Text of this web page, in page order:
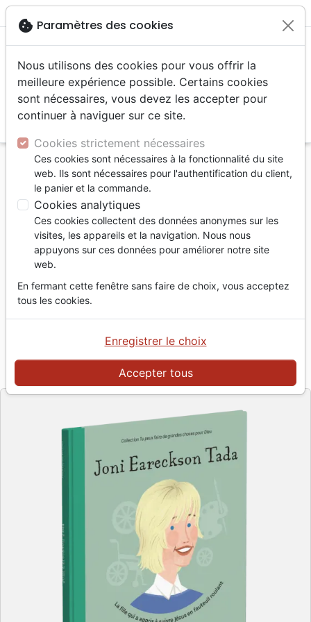
menu
Accueil Livres Enfants
4 à 6 ans
Joni Eareckson Tada - La fille qui a appris à suivre
Jésus en fauteuil roulant [coll. Tu peux faire de
grandes choses pour Dieu]
Joni Eareckson Tada
La fille qui a appris à suivre Jésus en
fauteuil roulant [coll. Tu peux faire de
grandes choses pour Dieu]
Artiste :Kristyn Getty| Illustrateur :Hsulynn
RéférenceMB3643 EAN9782826036432
La Maison de la Bible
cookie Paramètres des cookies
Nous utilisons des cookies pour vous offrir la
meilleure expérience possible. Certains cookies
sont nécessaires, vous devez les accepter pour
continuer à naviguer sur ce site.
Cookies strictement nécessaires
Ces cookies sont nécessaires à la fonctionnalité du site
web. Ils sont nécessaires pour l'authentification du client,
le panier et la commande.
Cookies analytiques
Ces cookies collectent des données anonymes sur les
visites, les appareils et la navigation. Nous nous
appuyons sur ces données pour améliorer notre site
web.
En fermant cette fenêtre sans faire de choix, vous acceptez
tous les cookies.
Accepter tous
Enregistrer le choix